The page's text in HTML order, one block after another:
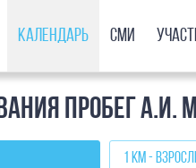
Календарь СМИ
Пробег А.И.
1 км -